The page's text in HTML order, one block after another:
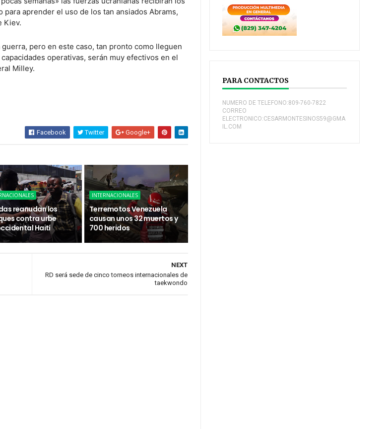
aprender el uso de los tan ansiados Abrams,
Kiev.
pero en este caso, tan pronto como lleguen
operativas, serán muy efectivos en el
Milley.
Facebook Twitter Google+
reanudan los
contra urbe
Haití
INTERNACIONALES
Terremotos Venezuela
causan unos 32 muertos y
700 heridos
NEXT
RD será sede de cinco torneos internacionales de
taekwondo
PARA CONTACTOS
NUMERO DE TELEFONO:809-760-7822
CORREO
ELECTRONICO:CESARMONTESINOS59@GMA
IL.COM